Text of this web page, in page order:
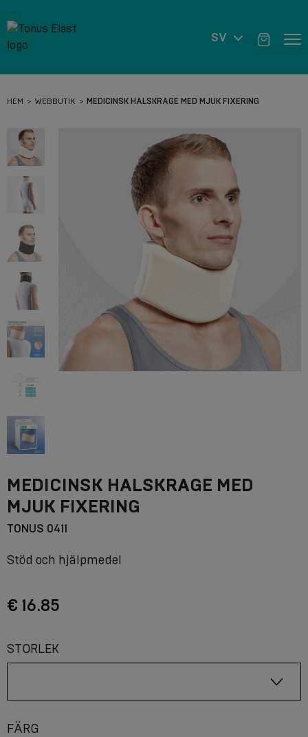
SV
HEM WEBBUTIK MEDICINSK HALSKRAGE MED MJUK FIXERING
MEDICINSK HALSKRAGE MED
MJUK FIXERING
TONUS 0411
Stöd och hjälpmedel
€ 16.85
STORLEK
FÄRG